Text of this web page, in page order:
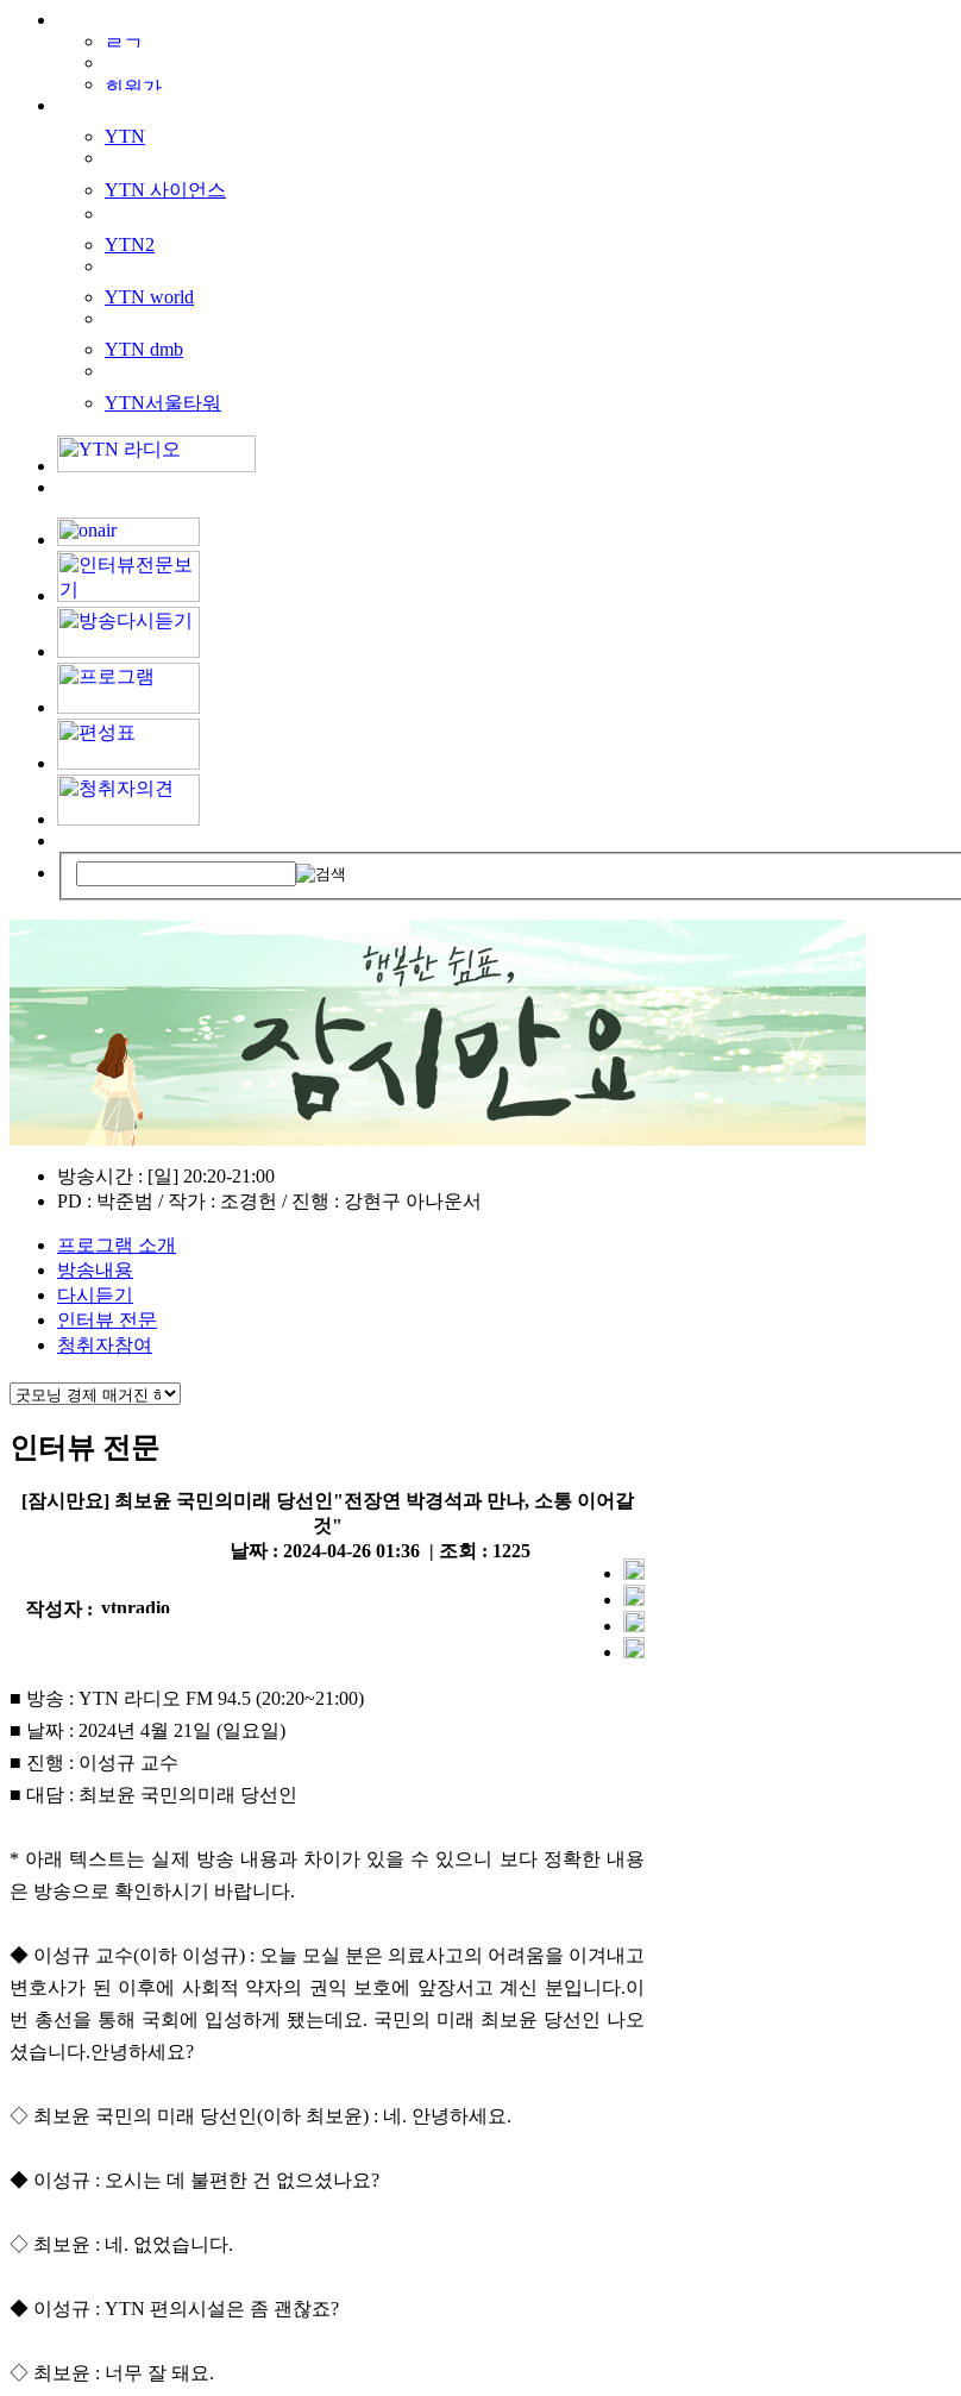
YTN
YTN 사이언스
YTN2
YTN world
YTN dmb
YTN서울타워
방송시간 : [일] 20:20-21:00
PD : 박준범 / 작가 : 조경헌 / 진행 : 강현구 아나운서
프로그램 소개
방송내용
다시듣기
인터뷰 전문
청취자참여
인터뷰 전문
[잠시만요] 최보윤 국민의미래 당선인"전장연 박경석과 만나, 소통 이어갈
것"
작성자 :
날짜 : 2024-04-26 01:36 | 조회 : 1225
■ 방송 : YTN 라디오 FM 94.5 (20:20~21:00)
■ 날짜 : 2024년 4월 21일 (일요일)
■ 진행 : 이성규 교수
■ 대담 : 최보윤 국민의미래 당선인
* 아래 텍스트는 실제 방송 내용과 차이가 있을 수 있으니 보다 정확한 내용
은 방송으로 확인하시기 바랍니다.
◆ 이성규 교수(이하 이성규) : 오늘 모실 분은 의료사고의 어려움을 이겨내고
변호사가 된 이후에 사회적 약자의 권익 보호에 앞장서고 계신 분입니다.이
번 총선을 통해 국회에 입성하게 됐는데요. 국민의 미래 최보윤 당선인 나오
셨습니다.안녕하세요?
◇ 최보윤 국민의 미래 당선인(이하 최보윤) : 네. 안녕하세요.
◆ 이성규 : 오시는 데 불편한 건 없으셨나요?
◇ 최보윤 : 네. 없었습니다.
◆ 이성규 : YTN 편의시설은 좀 괜찮죠?
◇ 최보윤 : 너무 잘 돼요.